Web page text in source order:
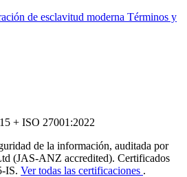
de esclavitud moderna Términos y
+ ISO 27001:2022
de la información, auditada por
(JAS-ANZ accredited). Certificados
IS. Ver todas las certificaciones .